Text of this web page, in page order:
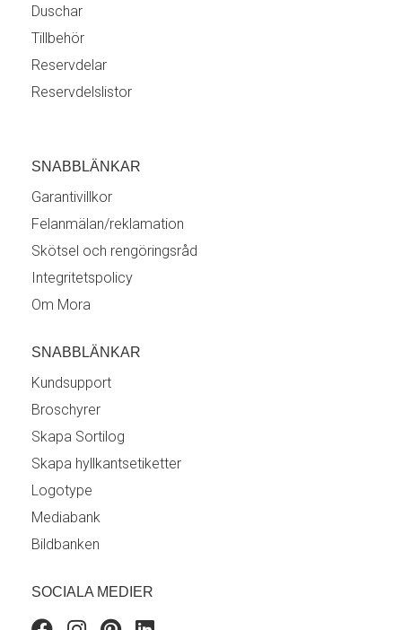
Duschar
Tillbehör
Reservdelar
Reservdelslistor
SNABBLÄNKAR
Garantivillkor
Felanmälan/reklamation
Skötsel och rengöringsråd
Integritetspolicy
Om Mora
SNABBLÄNKAR
Kundsupport
Broschyrer
Skapa Sortilog
Skapa hyllkantsetiketter
Logotype
Mediabank
Bildbanken
SOCIALA MEDIER